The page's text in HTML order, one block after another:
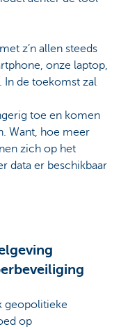
z’n allen steeds
onze laptop,
In de toekomst zal
toe en komen
Want, hoe meer
zich op het
data er beschikbaar
geopolitieke
op